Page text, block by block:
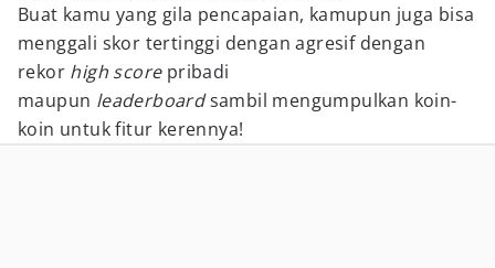
Buat kamu yang gila pencapaian, kamupun juga bisa
menggali skor tertinggi dengan agresif dengan
rekor high score pribadi
maupun leaderboardsambil mengumpulkan koin-
koin untuk fitur kerennya!